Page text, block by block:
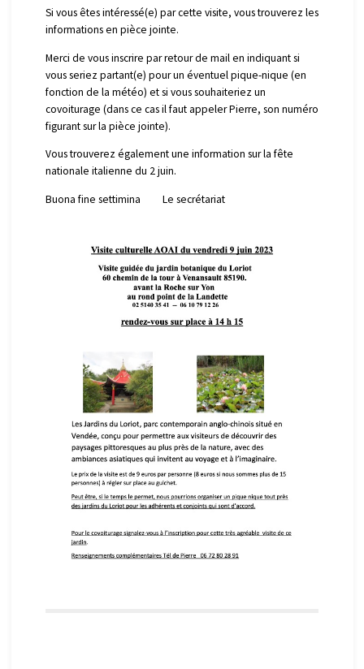
Si vous êtes intéressé(e) par cette visite, vous trouverez les
informations en pièce jointe.
Merci de vous inscrire par retour de mail en indiquant si
vous seriez partant(e) pour un éventuel pique-nique (en
fonction de la météo) et si vous souhaiteriez un
covoiturage (dans ce cas il faut appeler Pierre, son numéro
figurant sur la pièce jointe).
Vous trouverez également une information sur la fête
nationale italienne du 2 juin.
Buona fine settimina Le secrétariat